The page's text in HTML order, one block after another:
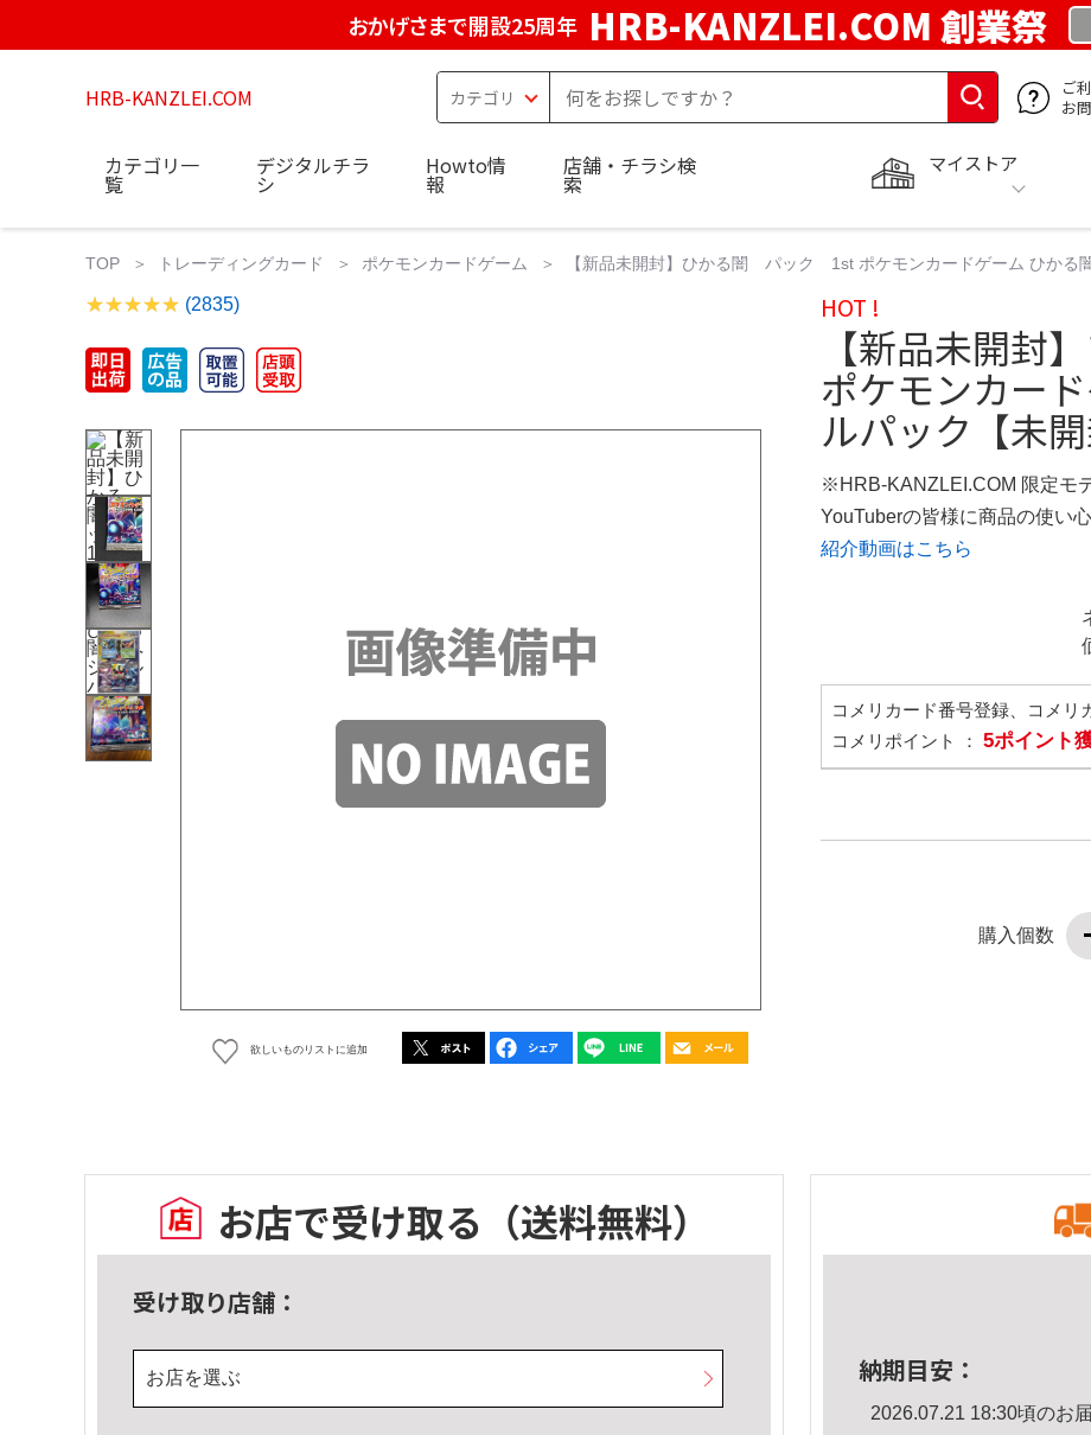
おかげさまで開設25周年 HRB-KANZLEI.COM 創業祭
HRB-KANZLEI.COM
ご
お
マイストア
カテゴリ一
覧
デジタルチラ
シ
Howto情
報
店舗・チラシ検
索
TOP トレーディングカード ポケモンカードゲーム 【新品未開封】ひかる闇 パック 1st ポケモンカードゲーム ひかる
(2835)
欲しいものリストに追加
HOT !
【新品未開
ポケモンカー
ルパック【未
※HRB-KANZLEI.COM 限定モ
YouTuberの皆様に商品の使い
紹介動画はこちら
コメリカード番号登録、コメリ
コメリポイント ： 5ポイント
購入個数
お店で受け取る （送料無料）
受け取り店舗：
お店を選ぶ 納期目安：
2026.07.21 18:30頃のお